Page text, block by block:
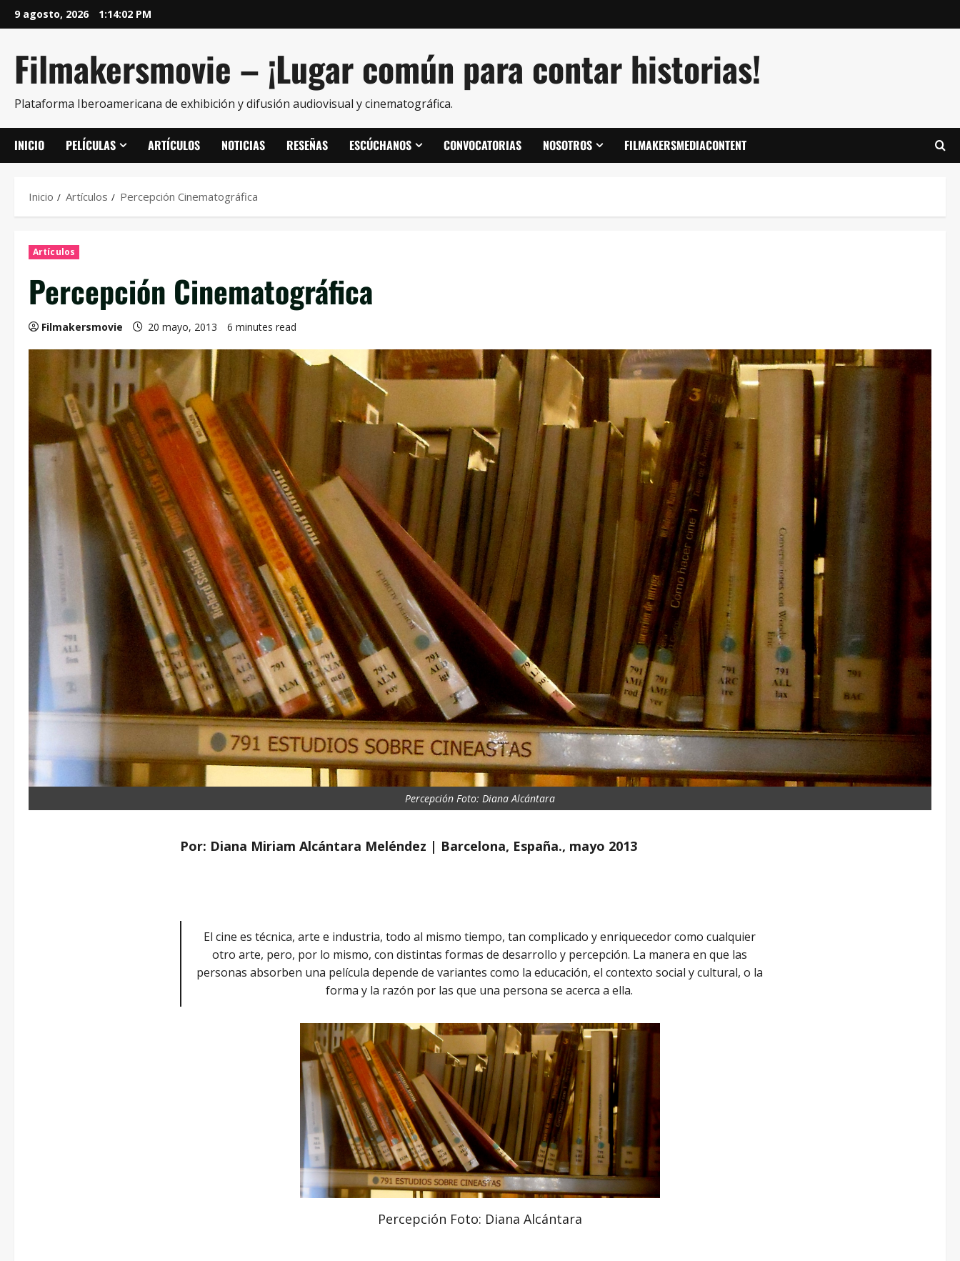
9 agosto, 2026 1:14:04 PM
Filmakersmovie – ¡Lugar común para contar historias!
Plataforma Iberoamericana de exhibición y difusión audiovisual y cinematográfica.
INICIO PELÍCULAS ARTÍCULOS NOTICIAS RESEÑAS ESCÚCHANOS CONVOCATORIAS NOSOTROS FILMAKERSMEDIACONTENT
Inicio Artículos Percepción Cinematográfica
Artículos
Percepción Cinematográfica
Filmakersmovie 20 mayo, 2013 6 minutes read
Percepción Foto: Diana Alcántara
Por: Diana Miriam Alcántara Meléndez | Barcelona, España., mayo 2013
El cine es técnica, arte e industria, todo al mismo tiempo, tan complicado y enriquecedor como cualquier
otro arte, pero, por lo mismo, con distintas formas de desarrollo y percepción. La manera en que las
personas absorben una película depende de variantes como la educación, el contexto social y cultural, o la
forma y la razón por las que una persona se acerca a ella.
Percepción Foto: Diana Alcántara